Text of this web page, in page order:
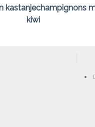
kastanjechampignons
kiwi